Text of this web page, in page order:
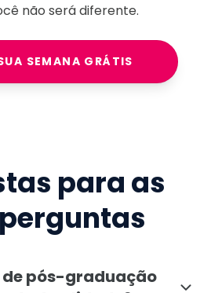
não será diferente.
SEMANA GRÁTIS
para as
de pós-graduação